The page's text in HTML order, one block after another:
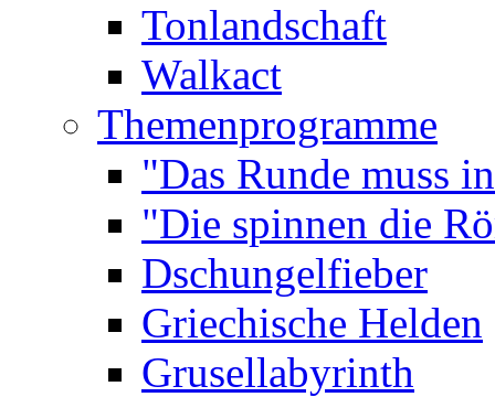
Tonlandschaft
Walkact
Themenprogramme
"Das Runde muss
"Die spinnen die
Dschungelfieber
Griechische Helden
Grusellabyrinth